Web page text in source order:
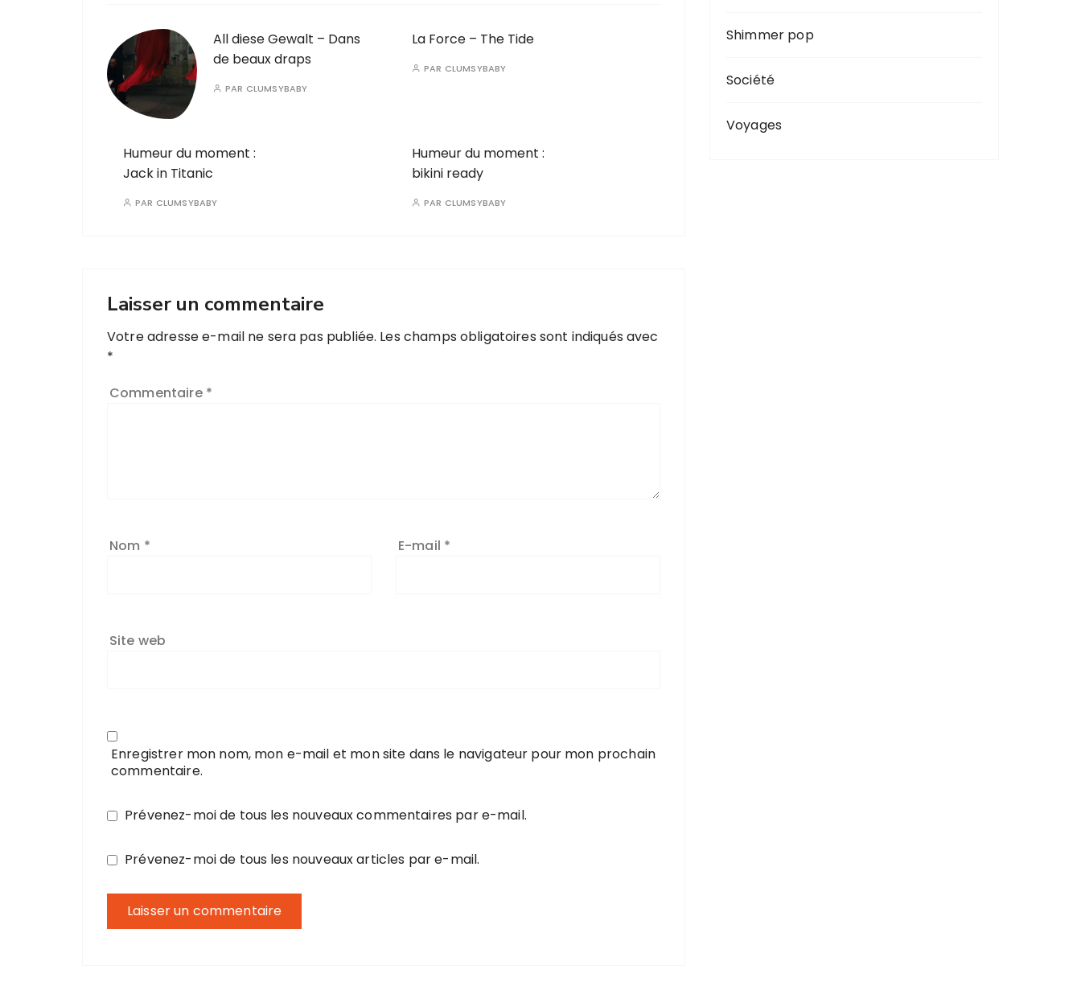
All diese Gewalt – Dans
de beaux draps
PAR CLUMSYBABY
La Force – The Tide
PAR CLUMSYBABY
Humeur du moment :
Jack in Titanic
PAR CLUMSYBABY
Humeur du moment :
bikini ready
PAR CLUMSYBABY
Laisser un commentaire
Votre adresse e-mail ne sera pas publiée. Les champs obligatoires sont indiqués avec
*
Commentaire *
Nom * E-mail *
Site web
Enregistrer mon nom, mon e-mail et mon site dans le navigateur pour mon prochain
commentaire.
Prévenez-moi de tous les nouveaux commentaires par e-mail.
Prévenez-moi de tous les nouveaux articles par e-mail.
Shimmer pop
Société
Voyages